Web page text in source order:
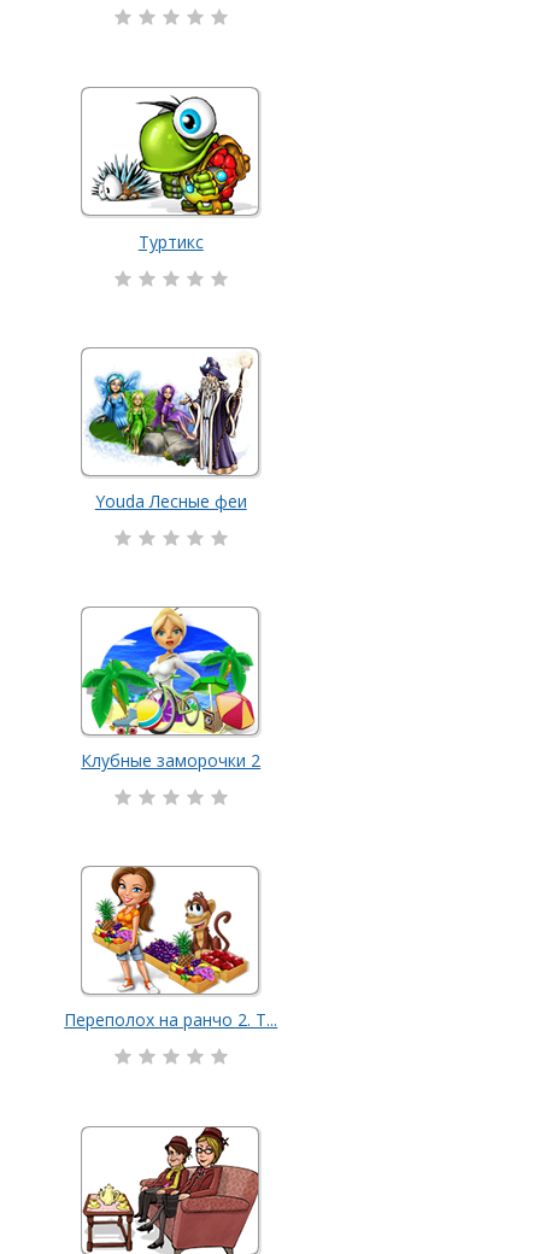
Туртикс
Youda Лесные феи
Клубные заморочки 2
Переполох на ранчо 2. Т...